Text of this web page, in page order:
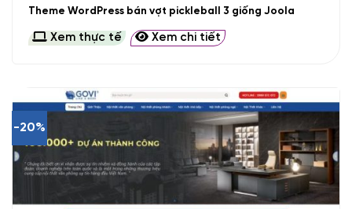
Theme WordPress bán vợt pickleball 3 giống Joola
Xem thực tế Xem chi tiết
-20%